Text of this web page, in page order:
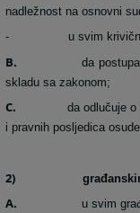
nadležnost na osnovni
- u svim
B.
da
skladu sa zakonom;
C.
da odlučuje
i pravnih posljedica osude
2)
A. u svim